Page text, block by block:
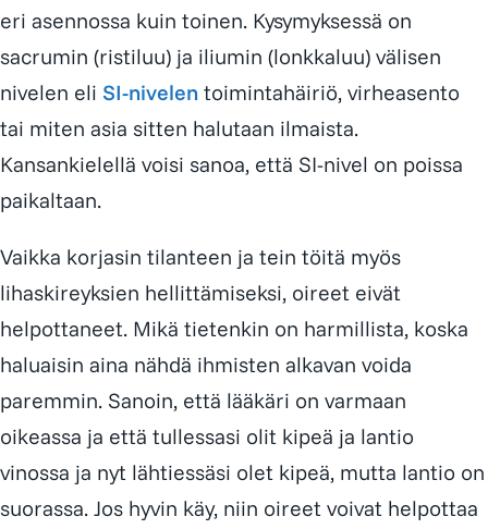
eri asennossa kuin toinen. Kysymyksessä on
sacrumin (ristiluu) ja iliumin (lonkkaluu) välisen
nivelen eli SI-nivelen toimintahäiriö, virheasento
tai miten asia sitten halutaan ilmaista.
Kansankielellä voisi sanoa, että SI-nivel on poissa
paikaltaan.
Vaikka korjasin tilanteen ja tein töitä myös
lihaskireyksien hellittämiseksi, oireet eivät
helpottaneet. Mikä tietenkin on harmillista, koska
haluaisin aina nähdä ihmisten alkavan voida
paremmin. Sanoin, että lääkäri on varmaan
oikeassa ja että tullessasi olit kipeä ja lantio
vinossa ja nyt lähtiessäsi olet kipeä, mutta lantio on
suorassa. Jos hyvin käy, niin oireet voivat helpottaa